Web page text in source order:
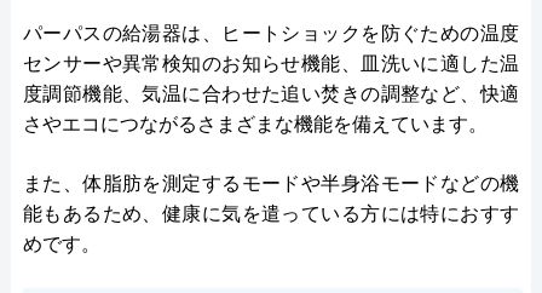
パーパスの給湯器は、ヒートショックを防ぐための温度
センサーや異常検知のお知らせ機能、皿洗いに適した温
度調節機能、気温に合わせた追い焚きの調整など、快適
さやエコにつながるさまざまな機能を備えています。
また、体脂肪を測定するモードや半身浴モードなどの機
能もあるため、健康に気を遣っている方には特におすす
めです。